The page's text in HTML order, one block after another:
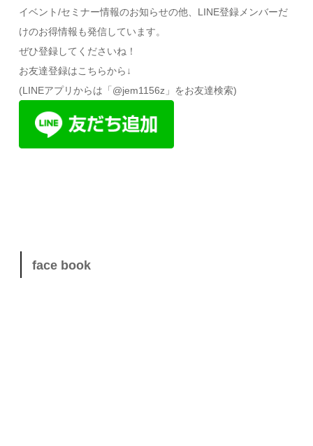
イベント/セミナー情報のお知らせの他、LINE登録メンバーだ
けのお得情報も発信しています。
ぜひ登録してくださいね！
お友達登録はこちらから↓
(LINEアプリからは「@jem1156z」をお友達検索)
face book